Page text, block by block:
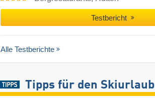
Testbericht
Alle Testberichte
Tipps für den Skiurlaub